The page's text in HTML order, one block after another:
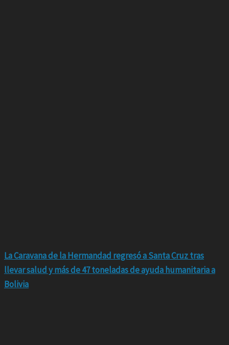
La Caravana de la Hermandad regresó a Santa Cruz tras
llevar salud y más de 47 toneladas de ayuda humanitaria a
Bolivia